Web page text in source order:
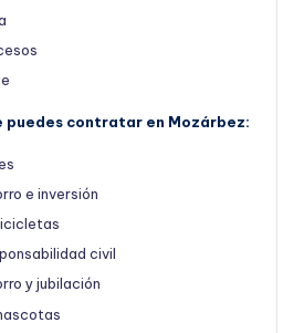
puedes contratar en Mozárbez:
e inversión
civil
y jubilación